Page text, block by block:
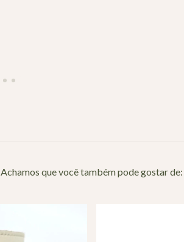
Achamos que você também pode gostar de: